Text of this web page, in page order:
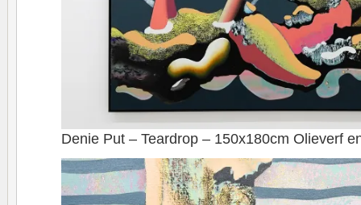
Denie Put – Teardrop – 150x180cm Olieverf